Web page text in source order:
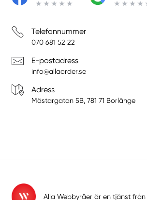
Telefonnummer
070 681 52 22
E-postadress
info@allaorder.se
Adress
Mästargatan 5B, 781 71 Borlänge
Alla Webbyråer är en tjänst från